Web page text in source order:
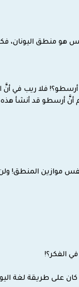
ليس هو منطق
أرسطو؟! فلا ريب في
أرسطو قد أنشأ هذه
موازين المنطق!
الفكر؟!
على طريقة لغة